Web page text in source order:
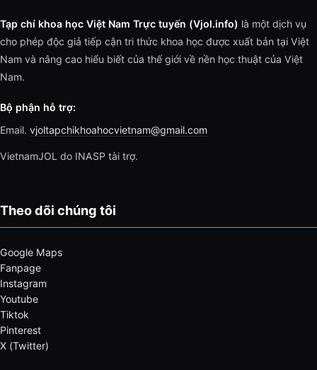
Tạp chí khoa học Việt Nam Trực tuyến (Vjol.info) là một dịch vụ
cho phép độc giả tiếp cận tri thức khoa học được xuất bản tại Việt
Nam và nâng cao hiểu biết của thế giới về nền học thuật của Việt
Nam.
Bộ phận hỗ trợ:
Email. vjoltapchikhoahocvietnam@gmail.com
VietnamJOL do INASP tài trợ.
Theo dõi chúng tôi
Google Maps
Fanpage
Instagram
Youtube
Tiktok
Pinterest
X (Twitter)